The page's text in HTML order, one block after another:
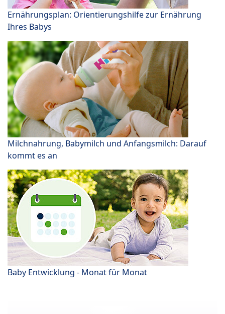
Ernährungsplan: Orientierungshilfe zur Ernährung
Ihres Babys
Milchnahrung, Babymilch und Anfangsmilch: Darauf
kommt es an
Baby Entwicklung - Monat für Monat